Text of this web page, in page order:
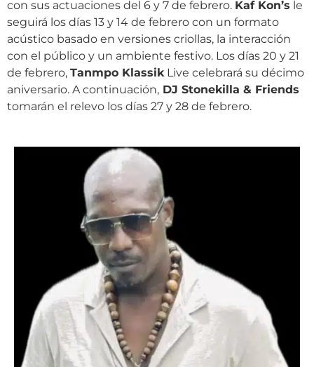
con sus actuaciones del 6 y 7 de febrero. Kaf Kon’s le
seguirá los días 13 y 14 de febrero con un formato
acústico basado en versiones criollas, la interacción
con el público y un ambiente festivo. Los días 20 y 21
de febrero, Tanmpo KlassikLive celebrará su décimo
aniversario. A continuación, DJ Stonekilla & Friends
tomarán el relevo los días 27 y 28 de febrero.